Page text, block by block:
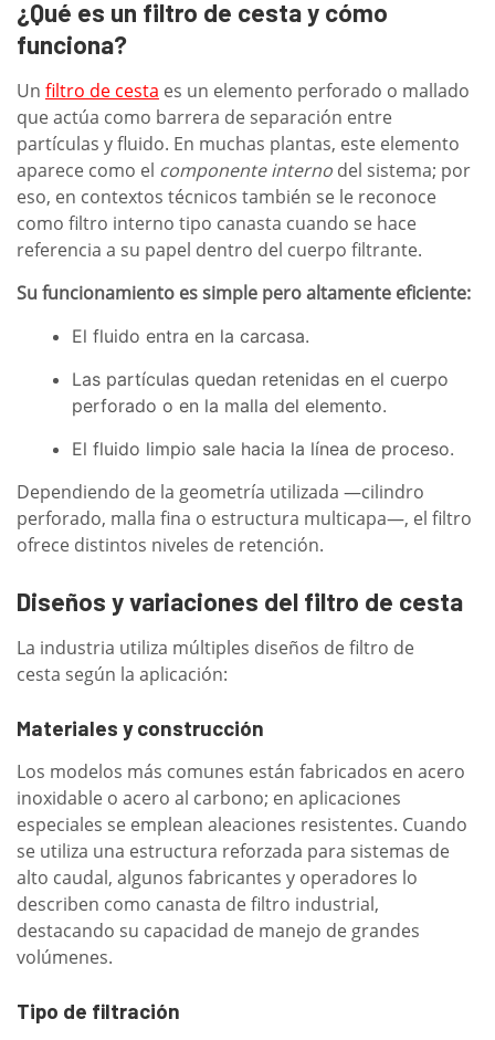
¿Qué es un filtro de cesta y cómo
funciona?
Un filtro de cesta es un elemento perforado o mallado
que actúa como barrera de separación entre
partículas y fluido. En muchas plantas, este elemento
aparece como el componente interno del sistema; por
eso, en contextos técnicos también se le reconoce
como filtro interno tipo canasta cuando se hace
referencia a su papel dentro del cuerpo filtrante.
Su funcionamiento es simple pero altamente eficiente:
El fluido entra en la carcasa.
Las partículas quedan retenidas en el cuerpo
perforado o en la malla del elemento.
El fluido limpio sale hacia la línea de proceso.
Dependiendo de la geometría utilizada —cilindro
perforado, malla fina o estructura multicapa—, el filtro
ofrece distintos niveles de retención.
Diseños y variaciones del filtro de cesta
La industria utiliza múltiples diseños de filtro de
cesta según la aplicación:
Materiales y construcción
Los modelos más comunes están fabricados en acero
inoxidable o acero al carbono; en aplicaciones
especiales se emplean aleaciones resistentes. Cuando
se utiliza una estructura reforzada para sistemas de
alto caudal, algunos fabricantes y operadores lo
describen como canasta de filtro industrial,
destacando su capacidad de manejo de grandes
volúmenes.
Tipo de filtración